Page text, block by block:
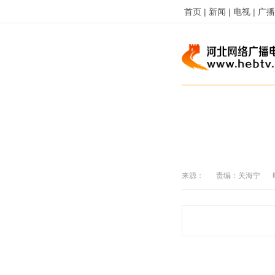
首页 | 新闻 | 电视 | 广
来源： 责编： 关海宁